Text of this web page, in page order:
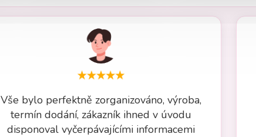
Vše bylo perfektně zorganizováno, výroba,
termín dodání, zákazník ihned v úvodu
disponoval vyčerpávajícími informacemi